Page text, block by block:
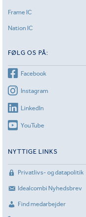
Frame IC
Nation IC
FØLG OS PÅ:
Facebook
Instagram
LinkedIn
YouTube
NYTTIGE LINKS
Privatlivs- og datapolitik
Idealcombi Nyhedsbrev
Find medarbejder